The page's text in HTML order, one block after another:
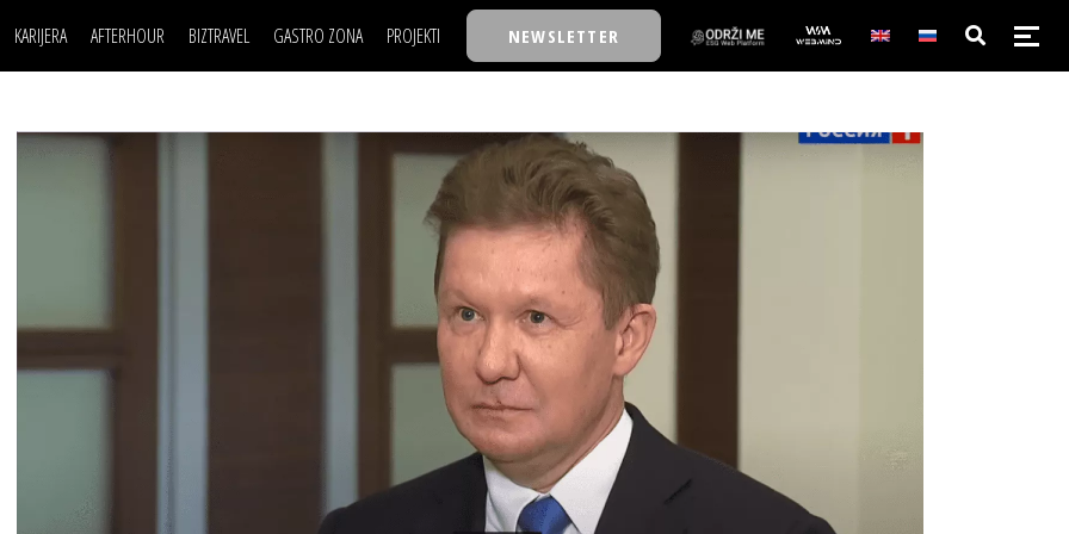
KARIJERA
LJUDI (HR)
AFTERHOUR BIZTRAVEL GASTRO ZONA PROJEKTI
TASTY TALKS
30 ISPOD 30
BACK TO OFFICE/SCHOOL
BIZBENDOVI
BIZKOLEGIJUM
BMW BIZNIS LIGA
BIZLIFE WEEK
IZJAVA GODINE
NEWSLETTER
POSAO
MOJ UGAO
FILM I SCENA
AUTO SVET
NAJKOLEGA
30 ISPOD 30
BACK TO OFFICE/SCHOOL
BIZBENDOVI
BIZKOLEGIJUM
BMW BIZNIS LIGA
BIZLIFE WEEK
IZJAVA GODINE